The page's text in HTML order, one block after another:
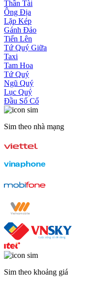
Thần Tài
Ông Địa
Lặp Kép
Gánh Đảo
Tiến Lên
Tứ Quý Giữa
Taxi
Tam Hoa
Tứ Quý
Ngũ Quý
Lục Quý
Đầu Số Cổ
Sim theo nhà mạng
Sim theo khoảng giá